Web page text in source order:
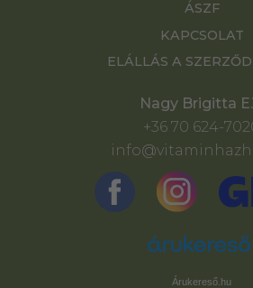
ÁSZF
KAPCSOLAT
ELÁLLÁS A
Nagy Brigitta
+36 70 624-
Árukereső.hu